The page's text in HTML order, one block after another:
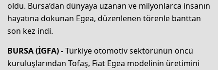
oldu. Bursa’dan dünyaya uzanan ve milyonlarca insanın
hayatına dokunan Egea, düzenlenen törenle banttan
son kez indi.
BURSA (İGFA) -Türkiye otomotiv sektörünün öncü
kuruluşlarından Tofaş, Fiat Egea modelinin üretimini